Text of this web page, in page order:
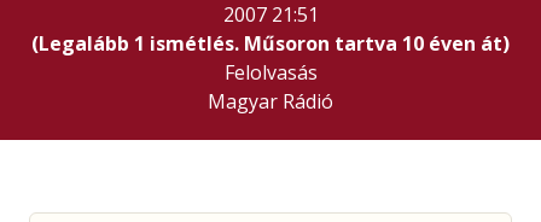
2007 21:51
(Legalább 1 ismétlés. Műsoron tartva 10 éven át)
Felolvasás
Magyar Rádió